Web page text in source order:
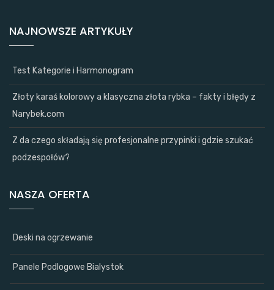
NAJNOWSZE ARTYKUŁY
Test Kategorie i Harmonogram
Złoty karaś kolorowy a klasyczna złota rybka – fakty i błędy z
Narybek.com
Z da czego składają się profesjonalne przypinki i gdzie szukać
podzespołów?
NASZA OFERTA
Deski na ogrzewanie
Panele Podlogowe Bialystok